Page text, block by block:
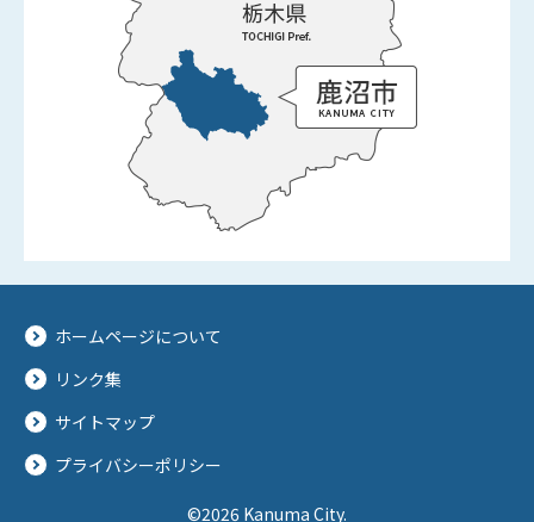
ホームページについて
リンク集
サイトマップ
プライバシーポリシー
©2026 Kanuma City.